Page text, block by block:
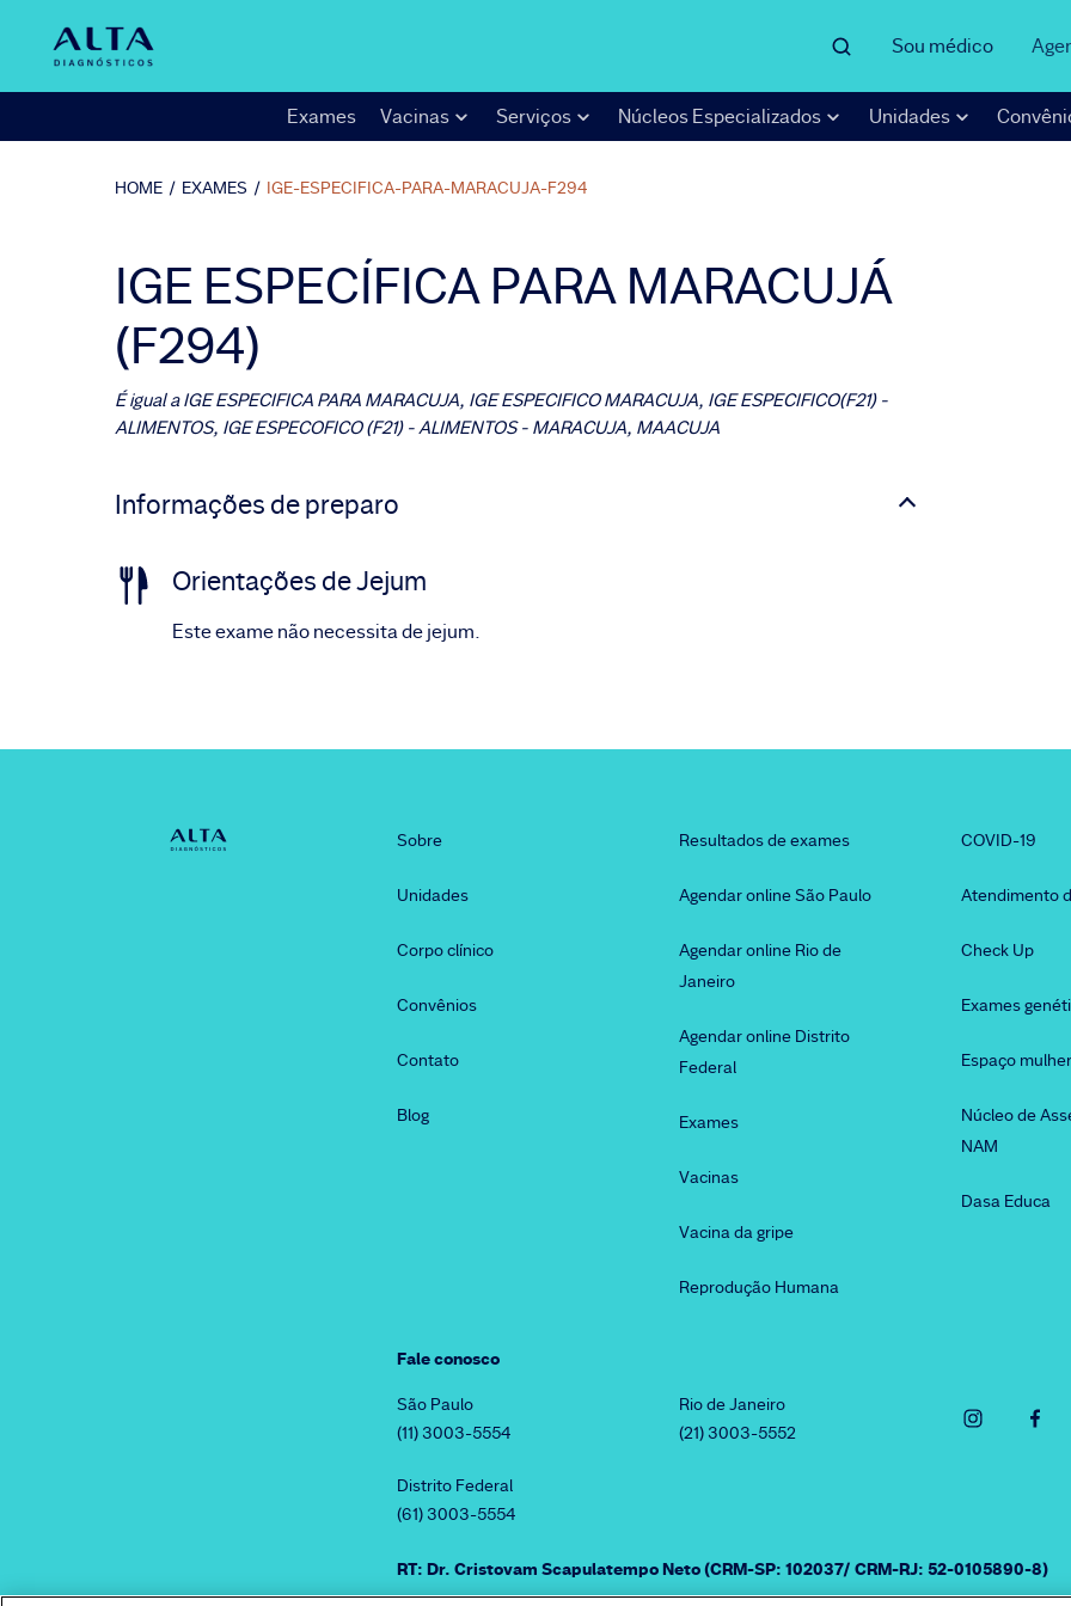
Sou médico
Exames Vacinas Serviços Núcleos Especializados Unidades
HOME / EXAMES / IGE-ESPECIFICA-PARA-MARACUJA-F294
IGE ESPECÍFICA PARA MARACUJÁ
(F294)
É igual a IGE ESPECIFICA PARA MARACUJA, IGE ESPECIFICO MARACUJA, IGE ESPECIFICO(F21) -
ALIMENTOS, IGE ESPECOFICO (F21) - ALIMENTOS - MARACUJA, MAACUJA
Informações de preparo
Orientações de Jejum
Este exame não necessita de jejum.
Sobre
Unidades
Corpo clínico
Convênios
Contato
Blog
Resultados de exames
Agendar online São Paulo
Agendar online Rio de
Janeiro
Agendar online Distrito
Federal
Exames
Vacinas
Vacina da gripe
Reprodução Humana
COVID-19
Atendimento
Check Up
Exames
Espaço mulher
Núcleo de
NAM
Dasa Educa
Fale conosco
São Paulo
(11) 3003-5554
Rio de Janeiro
(21) 3003-5552
Distrito Federal
(61) 3003-5554
RT: Dr. Cristovam Scapulatempo Neto (CRM-SP: 102037/ CRM-RJ: 52-0105890-8)